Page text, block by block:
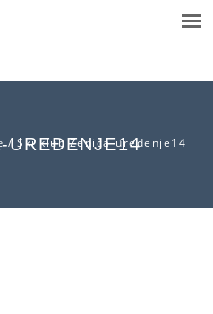
UREĐENJE14
/ Ski klub Zenica-uređenje14